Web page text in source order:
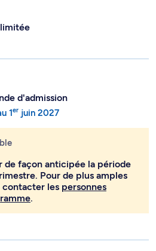
d'admission
1er juin 2027
de façon anticipée la période
Pour de plus amples
contacter les personnes
.